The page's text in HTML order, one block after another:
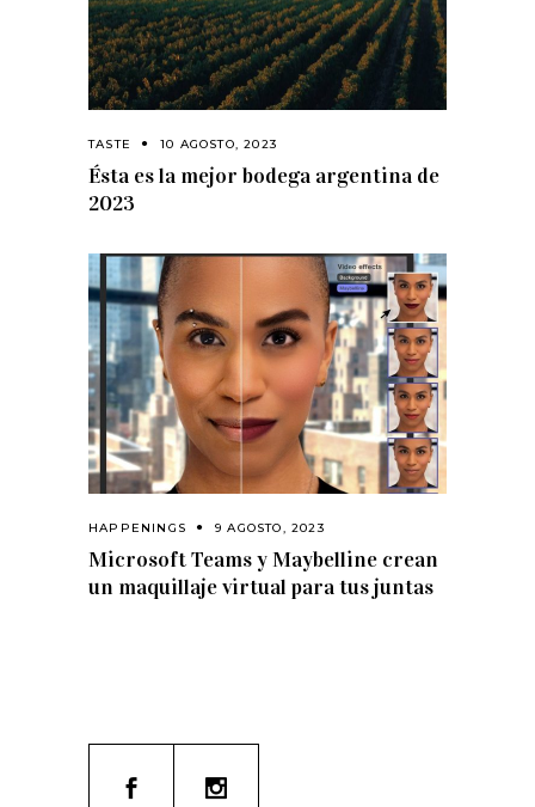
TASTE 10 AGOSTO, 2023
Ésta es la mejor bodega argentina de
2023
HAPPENINGS 9 AGOSTO, 2023
Microsoft Teams y Maybelline crean
un maquillaje virtual para tus juntas